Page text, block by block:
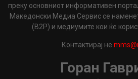
преку основниот информативен
Македонски Медиа Сервис се
(B2P) и медиумите кои ќе
Контактирај не
Горан